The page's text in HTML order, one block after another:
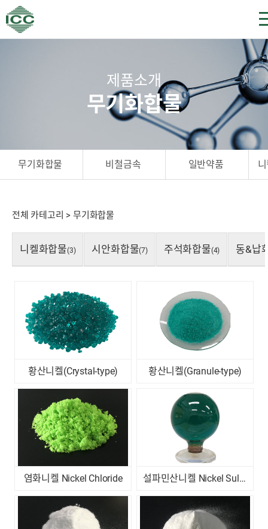
무기화합물 비철금속 일반약품
제품소개
무기화합물
전체 카테고리 >무기화합물
니켈화합물(3) 시안화합물(7) 주석화합물(4) 동&납
황산니켈(Crystal-type) 황산니켈(Granule-type)
염화니켈 Nickel Chloride 설파민산니켈 Nickel Sulfamate